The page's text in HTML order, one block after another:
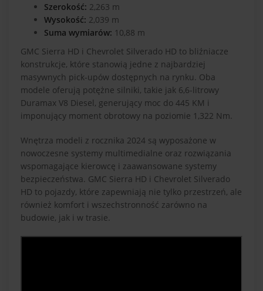
Szerokość: 2,263 m
Wysokość: 2,039 m
Suma wymiarów: 10,88 m
GMC Sierra HD i Chevrolet Silverado HD to bliźniacze
konstrukcje, które stanowią jedne z najbardziej
masywnych pick-upów dostępnych na rynku. Oba
modele oferują potężne silniki, takie jak 6,6-litrowy
Duramax V8 Diesel, generujący moc do 445 KM i
imponujący moment obrotowy na poziomie 1,322 Nm.
Wnętrza modeli z rocznika 2024 są wyposażone w
nowoczesne systemy multimedialne oraz rozwiązania
wspomagające kierowcę i zaawansowane systemy
bezpieczeństwa. GMC Sierra HD i Chevrolet Silverado
HD to pojazdy, które zapewniają nie tylko przestrzeń, ale
również komfort i wszechstronność zarówno na
budowie, jak i w trasie.